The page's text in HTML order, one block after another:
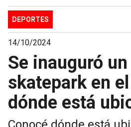
DEPORTES
14/10/2024
Se inauguró
skatepark en
dónde está